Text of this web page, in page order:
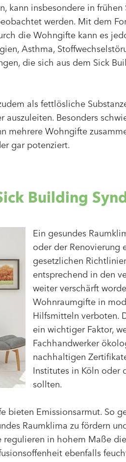
kann insbesondere in
werden. Mit dem
die Wohngifte kann es
Asthma,
die sich aus dem Sick
als fettlösliche
auszuleiten. Besonders
mehrere Wohngifte
gar potenziert.
Building
Ein gesundes
oder der Renovierung
gesetzlichen
entsprechend in den
weiter verschärft
Wohnraumgifte in
Hilfsmitteln verboten.
ein wichtiger Faktor,
Fachhandwerker
nachhaltigen
Institutes in Köln oder
sollten.
bieten Emissionsarmut. So
Raumklima zu fördern
in hohem Maße
ebenfalls